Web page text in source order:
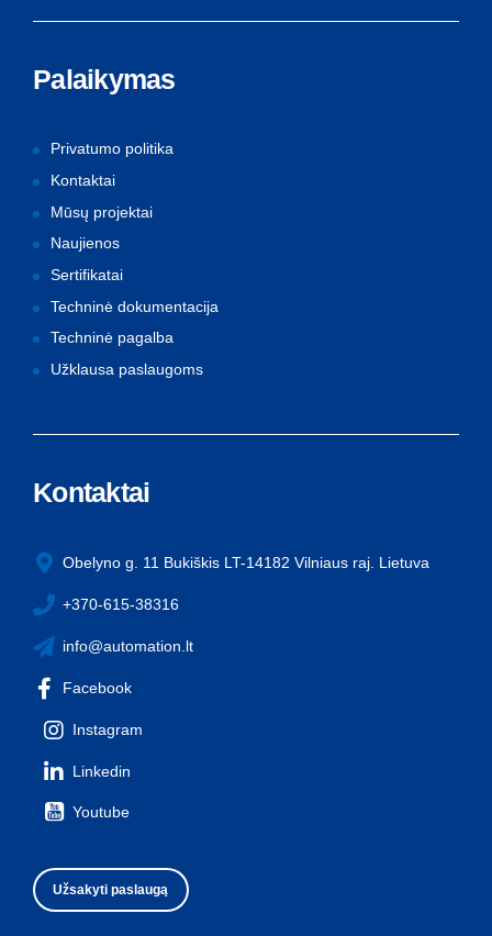
Palaikymas
Privatumo politika
Kontaktai
Mūsų projektai
Naujienos
Sertifikatai
Techninė dokumentacija
Techninė pagalba
Užklausa paslaugoms
Kontaktai
Obelyno g. 11 Bukiškis LT-14182 Vilniaus raj. Lietuva
+370-615-38316
info@automation.lt
Facebook
Instagram
Linkedin
Youtube
Užsakyti paslaugą